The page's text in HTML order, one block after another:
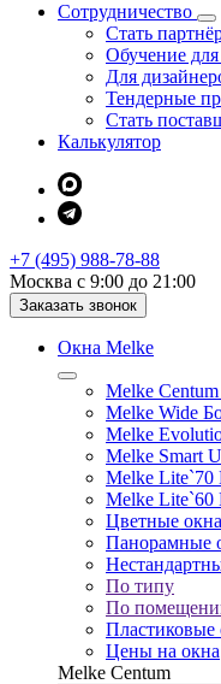
Сотрудничество
Стать
Обучение
Для
Тендерные
Стать
Калькулятор
+7 (495) 988-78-88
Москва с 9:00 до 21:00
Заказать звонок
Окна Melke
Melke Centum
Melke Wide
Melke
Melke Smart
Melke Lite`70
Melke Lite`60
Цветные окна
Панорамные
По типу
По
Пластиковые
Цены на окна
Melke Centum